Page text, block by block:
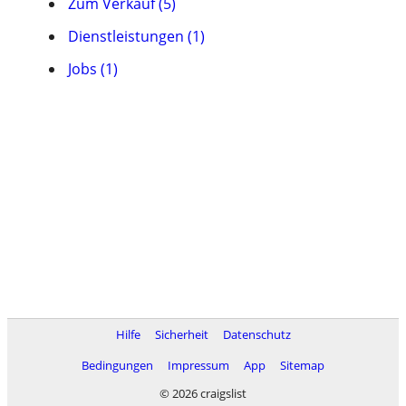
Dienstleistungen (1)
Jobs (1)
Hilfe Sicherheit
Datenschutz
Bedingungen
Impressum App
Sitemap
© 2026 craigslist